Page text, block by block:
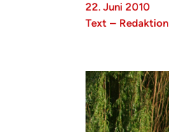
22. Juni 2010
Text – Redaktion